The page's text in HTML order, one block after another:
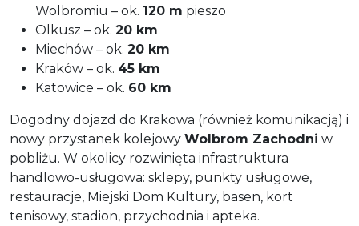
Wolbromiu – ok. 120 m pieszo
Olkusz – ok. 20 km
Miechów – ok. 20 km
Kraków – ok. 45 km
Katowice – ok. 60 km
Dogodny dojazd do Krakowa (również komunikacją) i
nowy przystanek kolejowy Wolbrom Zachodni w
pobliżu. W okolicy rozwinięta infrastruktura
handlowo-usługowa: sklepy, punkty usługowe,
restauracje, Miejski Dom Kultury, basen, kort
tenisowy, stadion, przychodnia i apteka.